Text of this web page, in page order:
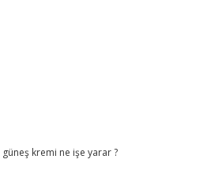
kremi ne işe yarar ?